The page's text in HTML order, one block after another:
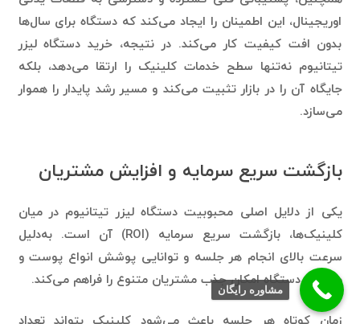
بدون افت کیفیت کار می‌کند. در نتیجه، خرید دستگاه لیزر
تیتانیوم نه‌تنها سطح خدمات کلینیک را ارتقا می‌دهد، بلکه
جایگاه آن را در بازار تثبیت می‌کند و مسیر رشد پایدار را هموار
می‌سازد.
یکی از دلایل اصلی محبوبیت دستگاه لیزر تیتانیوم در میان
کلینیک‌ها، بازگشت سریع سرمایه (ROI) آن است. به‌دلیل
سرعت بالای انجام هر جلسه و توانایی پوشش انواع پوست و
مو، این دستگاه امکان جذب مشتریان متنوع را فراهم می‌کند.
زمان کوتاه هر جلسه باعث می‌شود کلینیک بتواند تعداد
مشاوره رایگان